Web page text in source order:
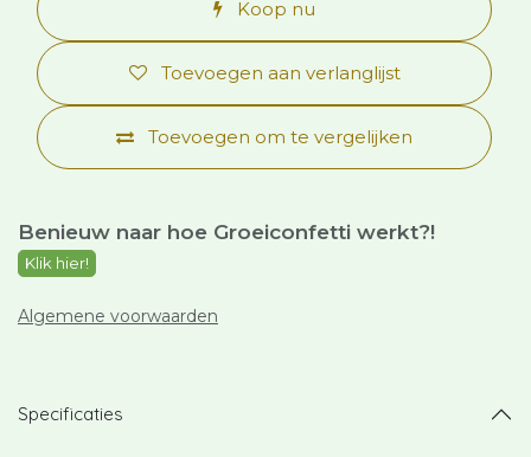
Koop nu
Toevoegen om te vergelijken
Toevoegen aan verlanglijst
Benieuw naar hoe Groeiconfetti werkt?!
Klik hier!
Algemene voorwaarden
Specificaties